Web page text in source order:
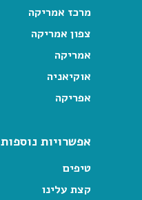
מרכז אמריקה
צפון אמריקה
אמריקה
אוקיאניה
אפריקה
אפשרויות נוספות
טיפים
קצת עלינו